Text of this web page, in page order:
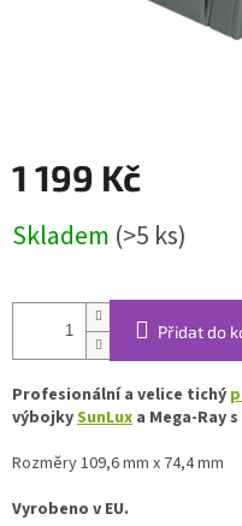
1 199 Kč
cena:
Skladem (>5 ks)
Přidat do
Profesionální a velice tichý
výbojkySunLux a Mega-Ray
Rozměry 109,6 mm x 74,4 mm
Vyrobeno v EU.